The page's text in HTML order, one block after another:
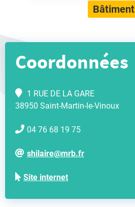
Bâtiment
Coordonnées
1 RUE DE LA GARE
38950 Saint-Martin-le-Vinoux
04 76 68 19 75
shilaire@mrb.fr
Site internet